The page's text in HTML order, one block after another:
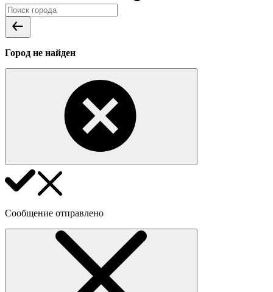
Город не найден
Сообщение отправлено